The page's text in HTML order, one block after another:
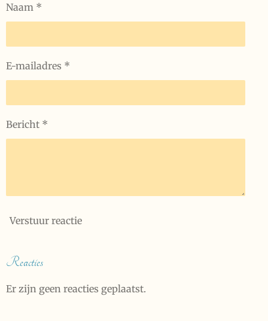
Naam *
E-mailadres *
Bericht *
Verstuur reactie
Reacties
Er zijn geen reacties geplaatst.